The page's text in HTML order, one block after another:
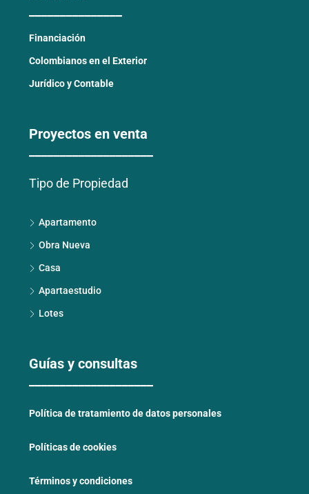
Financiación
Colombianos en el Exterior
Jurídico y Contable
Proyectos en venta
Tipo de Propiedad
Apartamento
Obra Nueva
Casa
Apartaestudio
Lotes
Guías y consultas
Política de tratamiento de datos personales
Políticas de cookies
Términos y condiciones